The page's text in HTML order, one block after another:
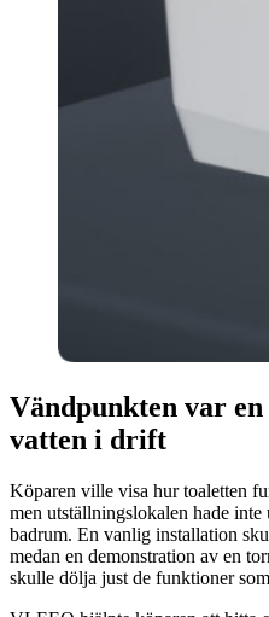
Vändpunkten var
vatten i drift
Köparen ville visa hur toaletten
men utställningslokalen hade inte
badrum. En vanlig installation
medan en demonstration av en
skulle dölja just de funktioner